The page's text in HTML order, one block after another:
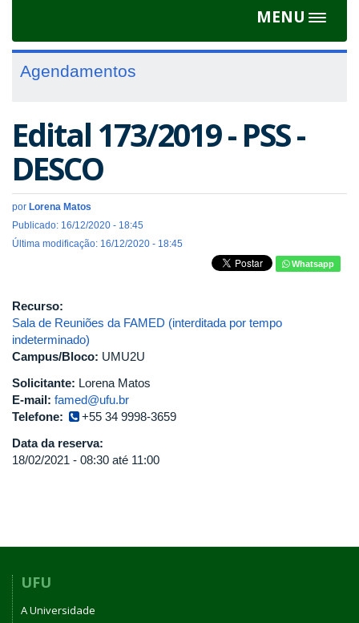
MENU
Toggle
Agendamentos
Edital 173/2019 - PSS -
DESCO
por Lorena Matos
Publicado: 16/12/2020 - 18:45
Última modificação: 16/12/2020 - 18:45
Whatsapp
Recurso:
Sala de Reuniões da FAMED (interditada por tempo
indeterminado)
Campus/Bloco: UMU2U
Solicitante: Lorena Matos
E-mail: famed@ufu.br
Telefone:
+55 34 9998-3659
Data da reserva:
18/02/2021 - 08:30 até 11:00
UFU
A Universidade